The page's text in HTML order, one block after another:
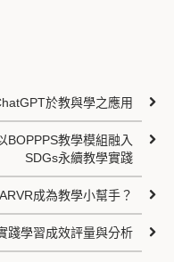
於教與學之應用
BOPPPS教學模組融入
SDGs永續教學實踐
成為教學小幫手？
踐學習成效評量與分析